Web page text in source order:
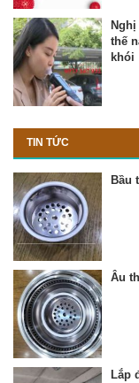
thế
khói
TIN TỨC
Bầu
Âu
Lắp